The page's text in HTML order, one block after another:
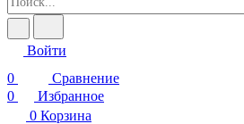
Войти
0
Сравнение
0
Избранное
0 Корзина